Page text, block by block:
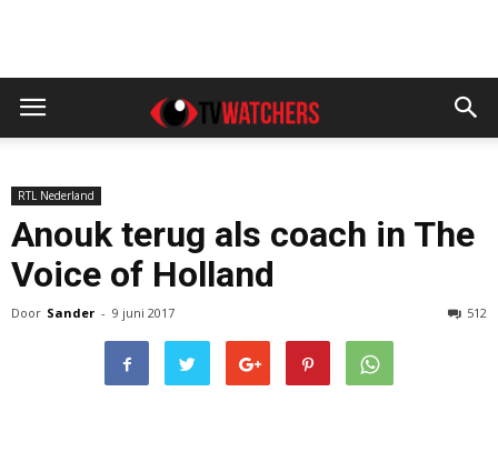
RTL Nederland
Anouk terug als coach in The
Voice of Holland
Door Sander - 9 juni 2017 512